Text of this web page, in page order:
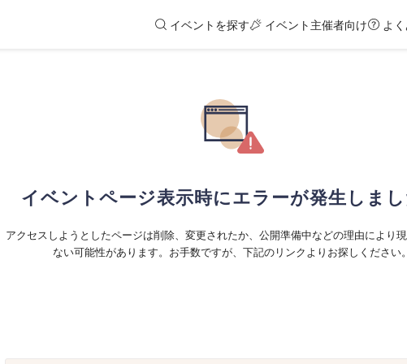
イベントを探す イベント主催者向け よ
イベントページ表示時にエラーが発生しまし
アクセスしようとしたページは削除、変更されたか、公開準備中などの理由により
ない可能性があります。お手数ですが、下記のリンクよりお探しください。